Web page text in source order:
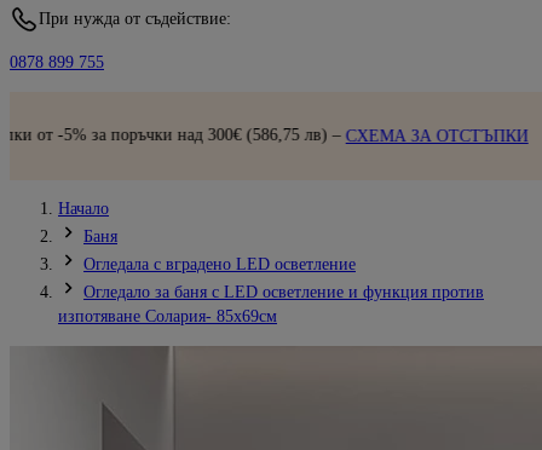
При нужда от съдействие:
0878 899 755
над 300€ (586,75 лв) –СХЕМА ЗА ОТСТЪПКИ Бърза
Начало
Баня
Огледала с вградено LED осветление
Огледало за баня с LED осветление и функция против
изпотяване Солария- 85x69см